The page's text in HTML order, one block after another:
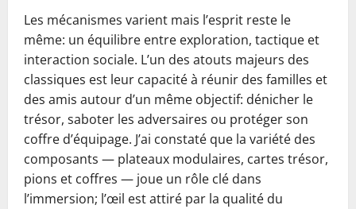
Les mécanismes varient mais l’esprit reste le
même: un équilibre entre exploration, tactique et
interaction sociale. L’un des atouts majeurs des
classiques est leur capacité à réunir des familles et
des amis autour d’un même objectif: dénicher le
trésor, saboter les adversaires ou protéger son
coffre d’équipage. J’ai constaté que la variété des
composants — plateaux modulaires, cartes trésor,
pions et coffres — joue un rôle clé dans
l’immersion; l’œil est attiré par la qualité du